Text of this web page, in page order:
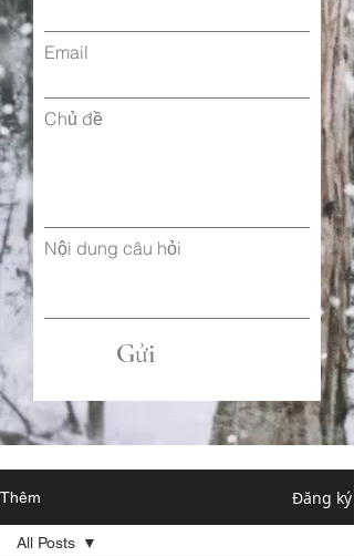
Email
Chủ đề
Nội dung câu hỏi
Gửi
Thêm Đăng ký
All Posts